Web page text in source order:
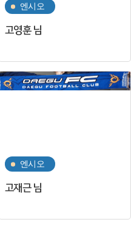
엔시오
고영훈 님
엔시오
고재근 님